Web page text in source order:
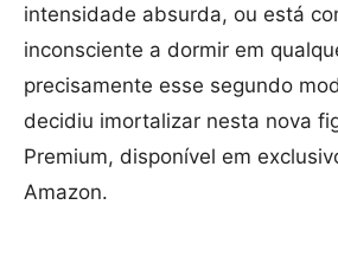
intensidade absurda, ou está
inconsciente a dormir em
precisamente esse segundo
decidiu imortalizar nesta nova
Premium, disponível em
Amazon.